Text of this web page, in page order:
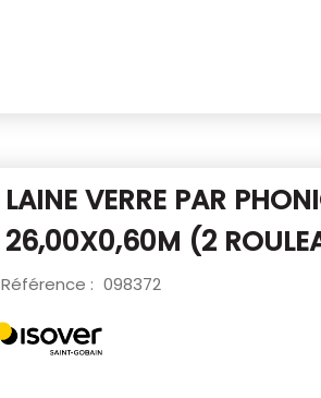
LAINE VERRE PAR
26,00X0,60M (2
Référence : 098372